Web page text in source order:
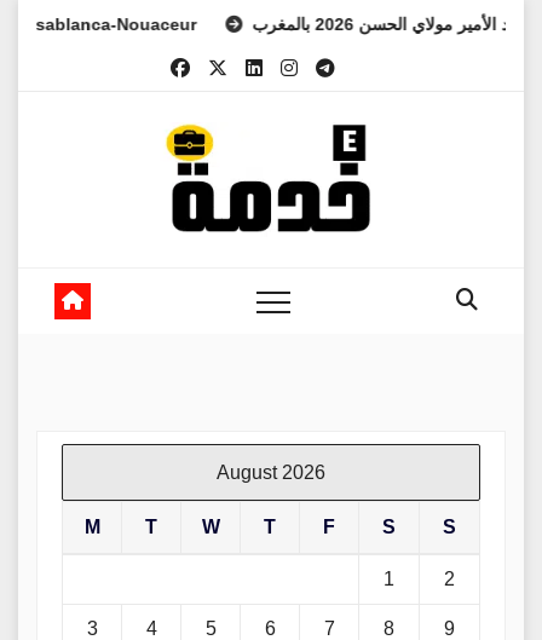
Nouaceur الأمير مولاي الحسن 2026 بالمغرب
August 2026
M T W T F S S
1 2
3 4 5 6 7 8 9